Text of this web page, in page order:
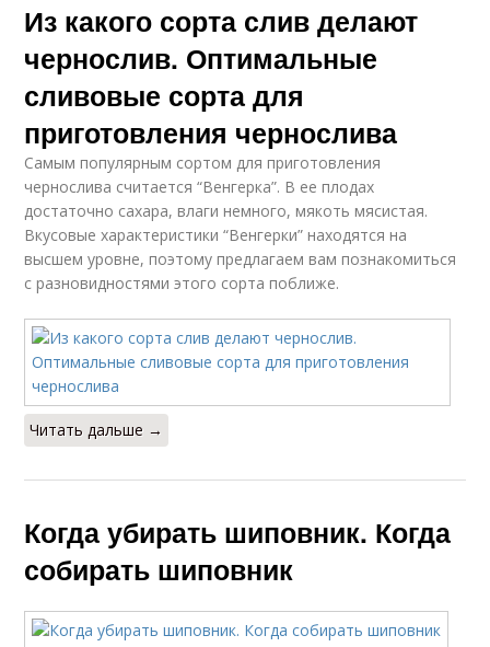
Из какого сорта слив делают
чернослив. Оптимальные
сливовые сорта для
приготовления чернослива
Самым популярным сортом для приготовления
чернослива считается “Венгерка”. В ее плодах
достаточно сахара, влаги немного, мякоть мясистая.
Вкусовые характеристики “Венгерки” находятся на
высшем уровне, поэтому предлагаем вам познакомиться
с разновидностями этого сорта поближе.
Читать дальше →
Когда убирать шиповник. Когда
собирать шиповник